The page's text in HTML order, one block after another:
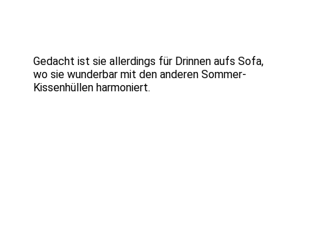
Gedacht ist sie allerdings für Drinnen aufs Sofa,
wo sie wunderbar mit den anderen Sommer-
Kissenhüllen harmoniert.